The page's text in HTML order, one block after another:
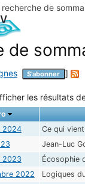
de
de
S'abonner ]
les résultats
2024
Ce qui
Jean-Luc
2023
Écosophie
2022
Logiques